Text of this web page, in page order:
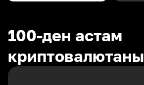
100-ден астам